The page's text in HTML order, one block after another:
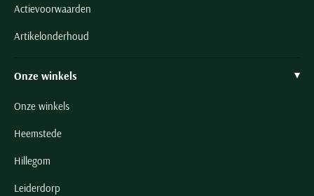
Actievoorwaarden
Artikelonderhoud
Onze winkels
Onze winkels
Heemstede
Hillegom
Leiderdorp